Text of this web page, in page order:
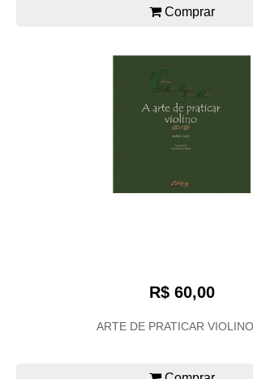
Comprar
R$ 60,00
ARTE DE PRATICAR